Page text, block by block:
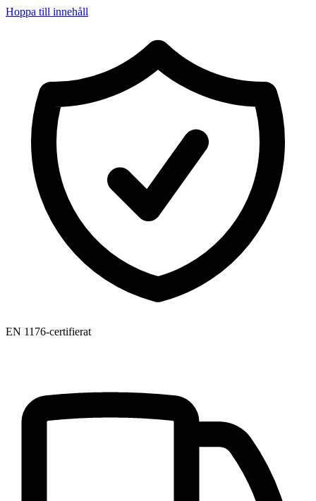
Hoppa till innehåll
EN 1176-certifierat